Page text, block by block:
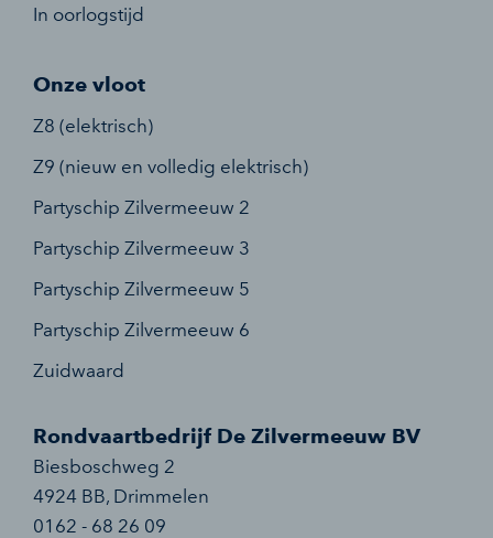
In oorlogstijd
Onze vloot
Z8 (elektrisch)
Z9 (nieuw en volledig elektrisch)
Partyschip Zilvermeeuw 2
Partyschip Zilvermeeuw 3
Partyschip Zilvermeeuw 5
Partyschip Zilvermeeuw 6
Zuidwaard
Rondvaartbedrijf De Zilvermeeuw BV
Biesboschweg 2
4924 BB, Drimmelen
0162 - 68 26 09